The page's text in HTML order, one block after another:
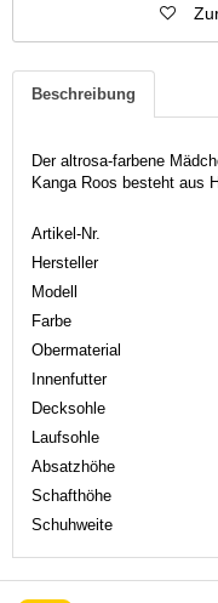
Beschreibung
Der altrosa-farbene
Kanga Roos besteht aus
Artikel-Nr.
Hersteller
Modell
Farbe
Obermaterial
Innenfutter
Decksohle
Laufsohle
Absatzhöhe
Schafthöhe
Schuhweite